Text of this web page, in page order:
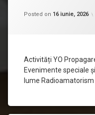
Posted on 16 iunie, 2026
Activități YO
Evenimente speciale
lume
758